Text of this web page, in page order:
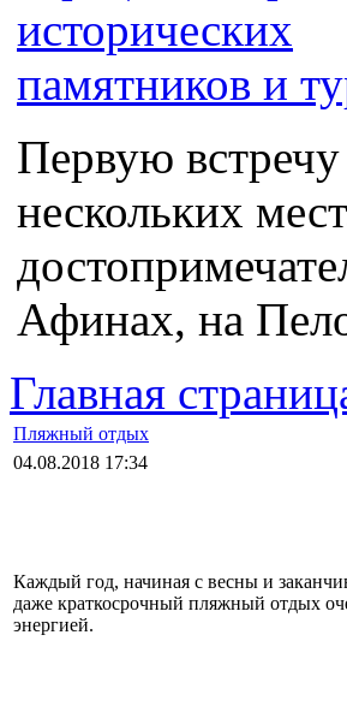
Первую
нескольких
Афинах, на
Главная
Пляжный отдых
04.08.2018 17:34
Каждый год, начиная с весны и
даже краткосрочный пляжный отдых
энергией.